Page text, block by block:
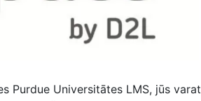
Purdue Universitātes LMS, jūs varat